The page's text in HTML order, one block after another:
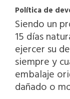
Política de
Siendo un
15 días
ejercer su
siempre y
embalaje
dañado o